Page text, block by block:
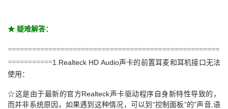
★ 疑难解答：
====================================================
===========1.Realteck HD Audio声卡的前置耳麦和耳机接口无法
使用：
☆这是由于最新的官方Realteck声卡驱动程序自身新特性导致的，
而并非系统原因。如果遇到这种情况，可以到“控制面板”的”声音,语